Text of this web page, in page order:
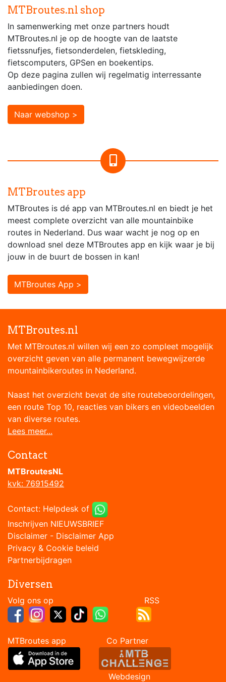
MTBroutes.nl shop
In samenwerking met onze partners houdt
MTBroutes.nl je op de hoogte van de laatste
fietssnufjes, fietsonderdelen, fietskleding,
fietscomputers, GPSen en boekentips.
Op deze pagina zullen wij regelmatig interressante
aanbiedingen doen.
Naar webshop >
MTBroutes app
MTBroutes is dé app van MTBroutes.nl en biedt je het
meest complete overzicht van alle mountainbike
routes in Nederland. Dus waar wacht je nog op en
download snel deze MTBroutes app en kijk waar je bij
jouw in de buurt de bossen in kan!
MTBroutes App >
MTBroutes.nl
Met MTBroutes.nl willen wij een zo compleet mogelijk
overzicht geven van alle permanent bewegwijzerde
mountainbikeroutes in Nederland.
Naast het overzicht bevat de site routebeoordelingen,
een route Top 10, reacties van bikers en videobeelden
van diverse routes.
Lees meer...
Contact
MTBroutesNL
kvk: 76915492
Contact: Helpdesk of
Inschrijven NIEUWSBRIEF
Disclaimer - Disclaimer App
Privacy & Cookie beleid
Partnerbijdragen
Diversen
Volg ons op RSS
MTBroutes app Co Partner
Webdesign